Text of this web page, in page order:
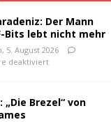
Der Mann
Bits lebt nicht mehr
5. August 2026
deaktiviert
„Die Brezel“ von